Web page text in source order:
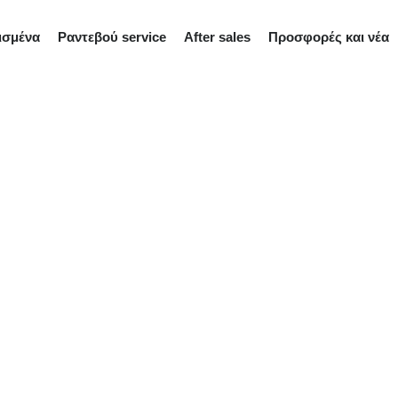
Προσφορές και νέα
After sales
Ραντεβού service